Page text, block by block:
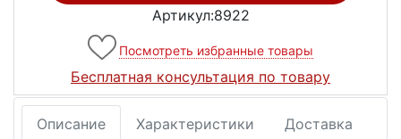
Артикул:8922
Посмотреть избранные товары
Бесплатная консультация по товару
Описание Характеристики Доставка